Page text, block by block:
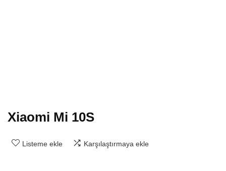
Xiaomi Mi 10S
Listeme ekle Karşılaştırmaya ekle